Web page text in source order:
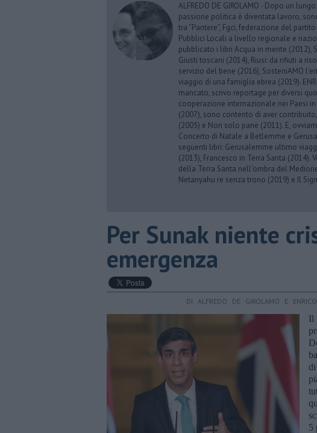
ALFREDO DE GIROLAMO - Dopo un
passione politica è diventata lavoro,
tra “Pantere”, Fgci, federazione del
Pubblici Locali a livello regionale e
pubblicato i libri Acqua in mente (2012),
Giusti toscani (2014), Riusi: da rifiuti a
servizio del bene (2016), SosteniAMO
viaggio di una famiglia ebrea (2019).
mancato, scrivo reportage per diversi
cooperazione internazionale nei Paesi
(2007), sono contento di aver
(2005) e Non solo pane (2011). E,
Concerto di Natale a Betlemme e
seguenti libri: Gerusalemme ultimo
(2013), Francesco in Terra Santa (2014).
della Terra Santa nell'ombra del
Netanyahu re senza trono (2019) e Il
Per Sunak niente
emergenza
DI ALFREDO DE GIROLAMO E
Il
5